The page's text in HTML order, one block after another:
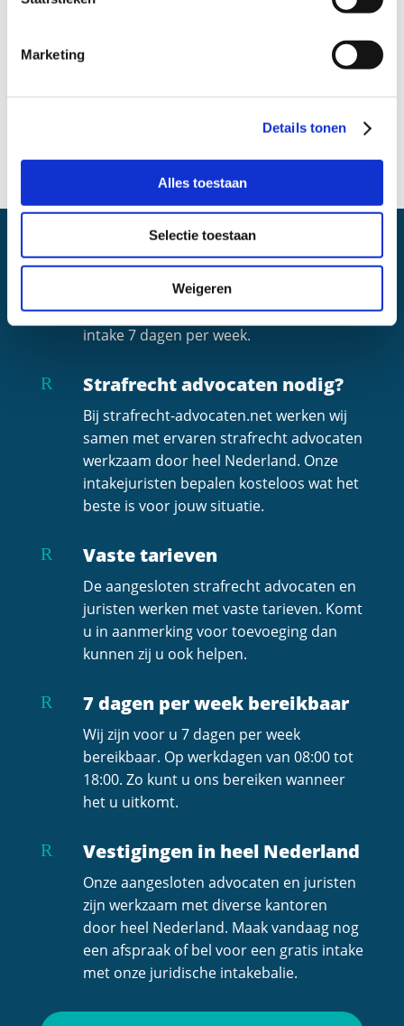
Marketing
Details tonen
Alles toestaan
Selectie toestaan
Weigeren
Verdacht van wiet kweken
Verdacht van vandalisme
Dagvaarding rijden onder invloed
Altijd een gratis
intakegesprek
Weet direct waar u staat zonder kosten
te maken. Maak gebruik van onze gratis
intake 7 dagen per week.
R Strafrecht advocaten nodig?
Bij strafrecht-advocaten.net werken wij
samen met ervaren strafrecht advocaten
werkzaam door heel Nederland. Onze
intakejuristen bepalen kosteloos wat het
beste is voor jouw situatie.
R Vaste tarieven
De aangesloten strafrecht advocaten en
juristen werken met vaste tarieven. Komt
u in aanmerking voor toevoeging dan
kunnen zij u ook helpen.
R 7 dagen per week bereikbaar
Wij zijn voor u 7 dagen per week
bereikbaar. Op werkdagen van 08:00 tot
18:00. Zo kunt u ons bereiken wanneer
het u uitkomt.
R Vestigingen in heel Nederland
Onze aangesloten advocaten en juristen
zijn werkzaam met diverse kantoren
door heel Nederland. Maak vandaag nog
een afspraak of bel voor een gratis intake
met onze juridische intakebalie.